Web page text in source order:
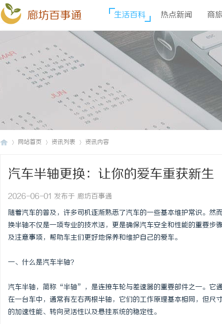
廊坊百事通 生活百科 热点新闻 商
网站首页 资讯列表 资讯内容
汽车半轴更换：让你的爱车重获新生
2026-06-01 发布于 廊坊百事通
随着汽车的普及，许多司机逐渐熟悉了汽车的一些基本维护常识。然
换半轴不仅是一项专业的技术活，更是确保汽车安全和性能的重要
及注意事项，帮助车主们更好地保养和维护自己的爱车。
一、什么是汽车半轴？
汽车半轴，简称“半轴”，是连接车轮与差速器的重要部件之一。它
在一台车中，通常有左右两根半轴，它们的工作原理基本相同，但
的加速性能、转向灵活性以及悬挂系统的稳定性。